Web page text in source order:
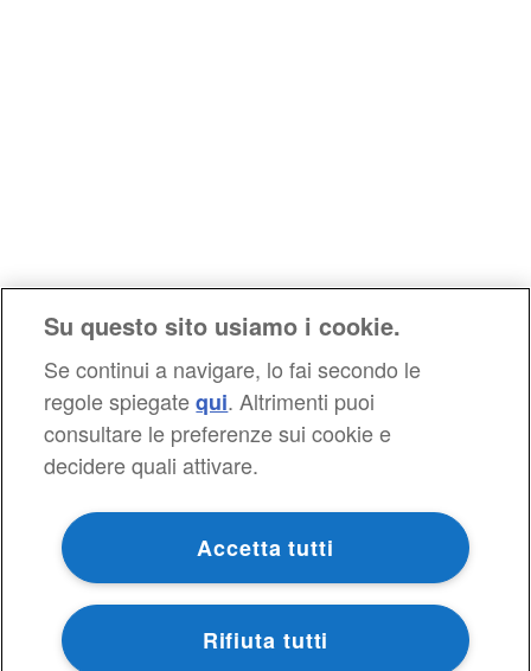
Su questo sito usiamo i cookie.
Se continui a navigare, lo fai secondo le
regole spiegate qui. Altrimenti puoi
consultare le preferenze sui cookie e
decidere quali attivare.
Accetta tutti
Rifiuta tutti